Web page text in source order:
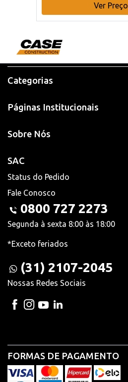
Ver Preço
Categorias
Páginas Institucionais
Sobre Nós
SAC
Status do Pedido
Fale Conosco
0800 727 2273
Segunda à sexta 8:00 às 18:00
*Exceto feriados
(31) 2107-2045
Nossas Redes Sociais
FORMAS DE PAGAMENTO